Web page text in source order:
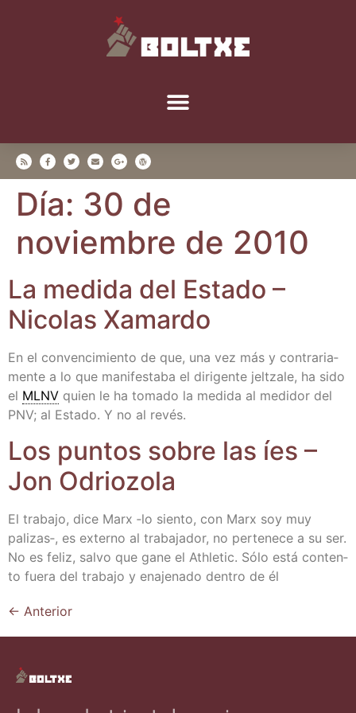
Día: 30 de
noviembre de 2010
La medi­da del Esta­do –
Nico­las Xamardo
En el con­ven­ci­mien­to de que, una vez más y con­tra­ria­
men­te a lo que mani­fes­ta­ba el diri­gen­te jel­tza­le, ha sido
el MLNV quien le ha toma­do la medi­da al medi­dor del
PNV; al Esta­do. Y no al revés.
Los pun­tos sobre las íes –
Jon Odriozola
El tra­ba­jo, dice Marx ‑lo sien­to, con Marx soy muy
palizas‑, es externo al tra­ba­ja­dor, no per­te­ne­ce a su ser.
No es feliz, sal­vo que gane el Ath­le­tic. Sólo está con­ten­
to fue­ra del tra­ba­jo y ena­je­na­do den­tro de él
← Anterior